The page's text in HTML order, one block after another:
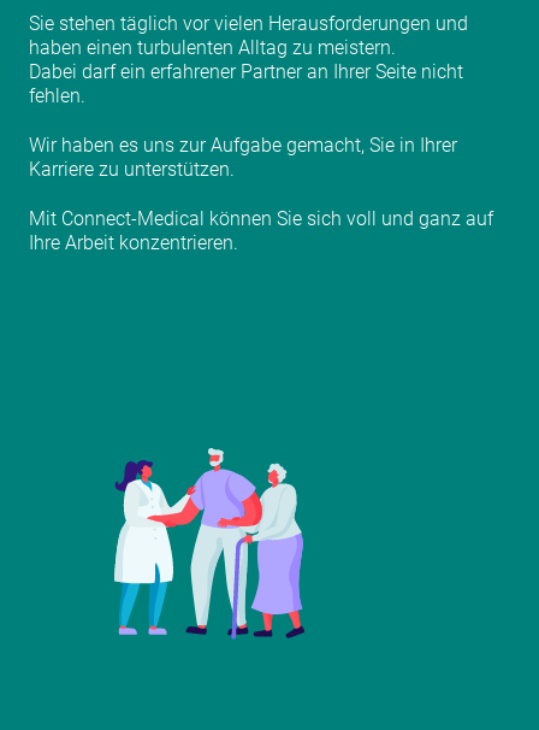
Sie stehen täglich vor vielen Herausforderungen und
haben einen turbulenten Alltag zu meistern.
Dabei darf ein erfahrener Partner an Ihrer Seite nicht
fehlen.
Wir haben es uns zur Aufgabe gemacht, Sie in Ihrer
Karriere zu unterstützen.
Mit Connect-Medical können Sie sich voll und ganz auf
Ihre Arbeit konzentrieren.